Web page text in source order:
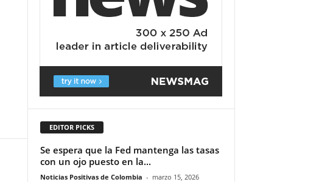
EDITOR PICKS
Se espera que la Fed mantenga las tasas
con un ojo puesto en la...
Noticias Positivas de Colombia - marzo 15, 2026